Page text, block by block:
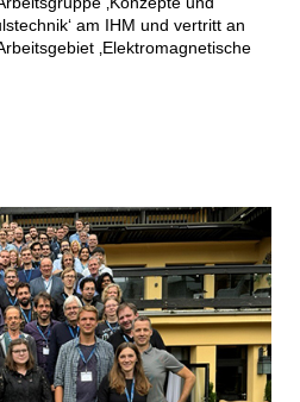
am IHM und vertritt an
‚Elektromagnetische